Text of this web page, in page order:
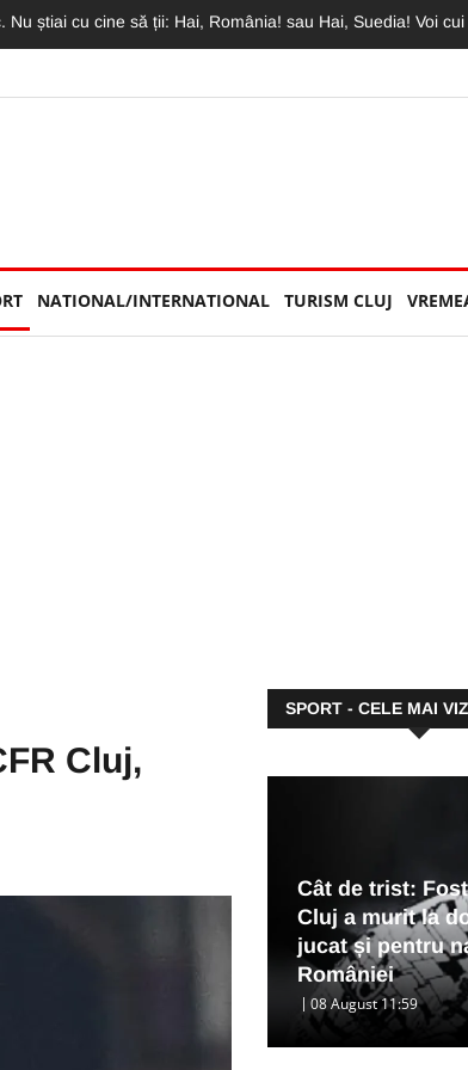
egalat. Vlad: „Mama, te iubesc mai mult ca pe «U»”
NATIONAL/INTERNATIONAL TURISM CLUJ
Cluj,
SPORT - CELE MAI
Cât de trist:
Cluj a murit la
jucat și pentru
României
08 August 11:59